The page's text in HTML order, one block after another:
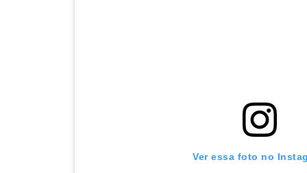
Ver essa foto no